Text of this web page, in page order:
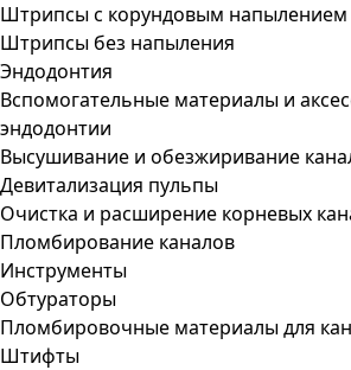
Штрипсы c корундовым напылением
Штрипсы без напыления
Эндодонтия
Вспомогательные материалы и
эндодонтии
Высушивание и обезжиривание
Девитализация пульпы
Очистка и расширение корневых
Пломбирование каналов
Инструменты
Обтураторы
Пломбировочные материалы для
Штифты